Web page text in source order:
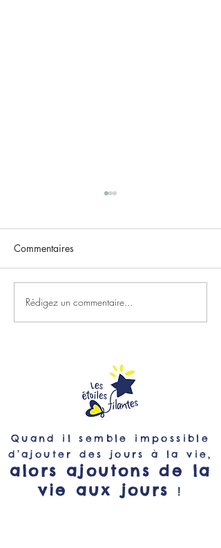
Rejoignez le Club Strava
2500 voix !
Commentaires
Rédigez un commentaire...
Quand il semble impossible
d’ajouter des jours à la vie,
alors ajoutons de la
vie aux jours
!